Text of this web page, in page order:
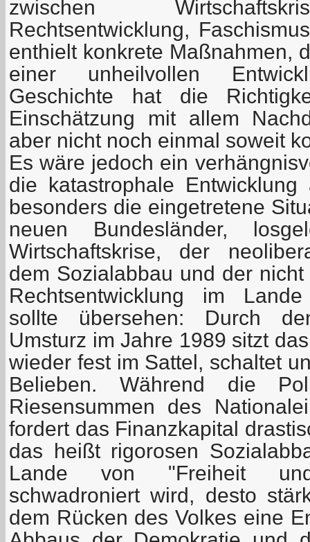
zwischen
Rechtsentwicklung,
enthielt konkrete Maßnahmen,
einer unheilvollen
Geschichte hat die
Einschätzung mit allem
aber nicht noch einmal soweit
Es wäre jedoch ein
die katastrophale
besonders die eingetretene
neuen Bundesländer,
Wirtschaftskrise, der
dem Sozialabbau und der
Rechtsentwicklung im
sollte übersehen: Durch
Umsturz im Jahre 1989 sitzt
wieder fest im Sattel, schaltet
Belieben. Während die
Riesensummen des
fordert das Finanzkapital
das heißt rigorosen
Lande von "Freiheit und
schwadroniert wird, desto
dem Rücken des Volkes eine